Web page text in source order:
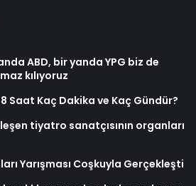
ABD, bir yanda YPG biz de
kılıyoruz
Saat Kaç Dakika ve Kaç Gündür?
tiyatro sanatçısının organları
Yarışması Coşkuyla Gerçekleşti